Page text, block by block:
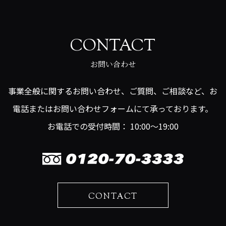
CONTACT
お問い合わせ
事業全般に関するお問い合わせ、ご質問、ご相談など、お
電話またはお問い合わせフォームにて承っております。
お電話での受付時間： 10:00～19:00
CONTACT